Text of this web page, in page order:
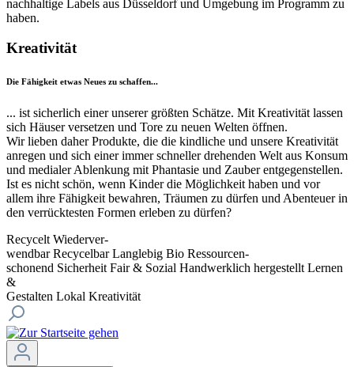
nachhaltige Labels aus Düsseldorf und Umgebung im Programm zu
haben.
Kreativität
Die Fähigkeit etwas Neues zu schaffen...
... ist sicherlich einer unserer größten Schätze. Mit Kreativität lassen
sich Häuser versetzen und Tore zu neuen Welten öffnen.
Wir lieben daher Produkte, die die kindliche und unsere Kreativität
anregen und sich einer immer schneller drehenden Welt aus Konsum
und medialer Ablenkung mit Phantasie und Zauber entgegenstellen.
Ist es nicht schön, wenn Kinder die Möglichkeit haben und vor
allem ihre Fähigkeit bewahren, Träumen zu dürfen und Abenteuer in
den verrücktesten Formen erleben zu dürfen?
Recycelt Wiederver-
wendbar Recycelbar Langlebig Bio Ressourcen-
schonend Sicherheit Fair & Sozial Handwerklich hergestellt Lernen
&
Gestalten Lokal Kreativität